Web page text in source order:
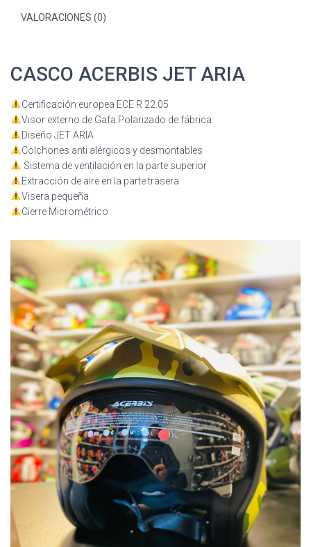
VALORACIONES (0)
CASCO ACERBIS JET ARIA
Certificación europea ECE R 22.05
Visor externo de Gafa Polarizado de fábrica
Diseño JET ARIA
Colchones anti alérgicos y desmontables
Sistema de ventilación en la parte superior
Extracción de aire en la parte trasera
Visera pequeña
Cierre Micrométrico